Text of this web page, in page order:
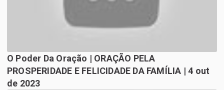
O Poder Da Oração | ORAÇÃO PELA
PROSPERIDADE E FELICIDADE DA FAMÍLIA | 4 out
de 2023